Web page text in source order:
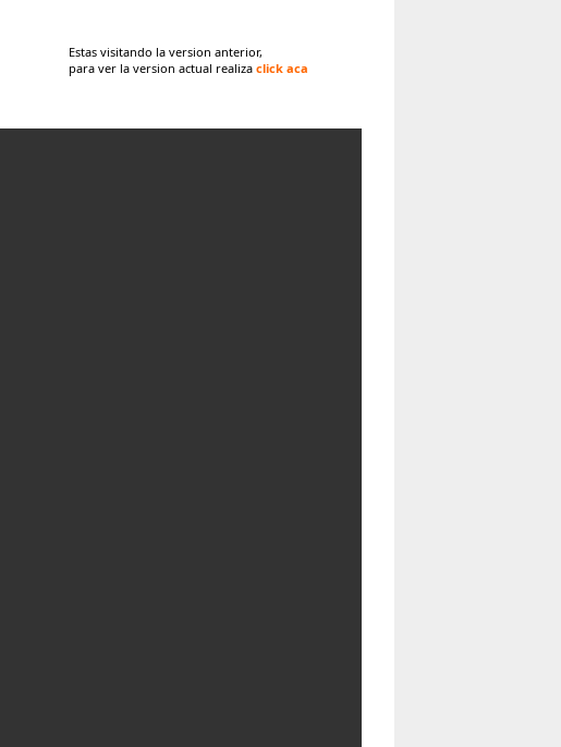
Estas visitando la version anterior,
para ver la version actual realiza click aca